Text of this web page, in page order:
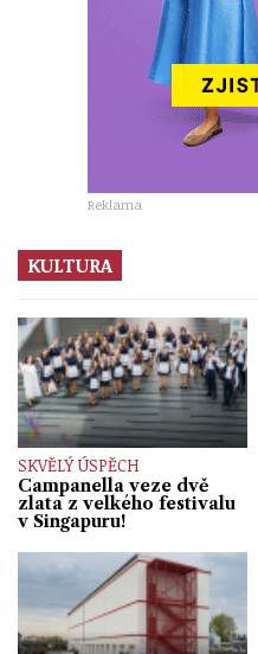
Reklama
KULTURA
SKVĚLÝ ÚSPĚCH
Campanella veze dvě
zlata z velkého festivalu
v Singapuru!